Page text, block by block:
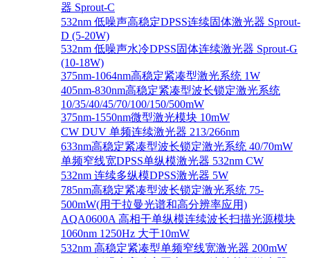
器 Sprout-C
532nm 低噪声高稳定DPSS连续固体激光器 Sprout-
D (5-20W)
532nm 低噪声水冷DPSS固体连续激光器 Sprout-G
(10-18W)
375nm-1064nm高稳定紧凑型激光系统 1W
405nm-830nm高稳定紧凑型波长锁定激光系统
10/35/40/45/70/100/150/500mW
375nm-1550nm微型激光模块 10mW
CW DUV 单频连续激光器 213/266nm
633nm高稳定紧凑型波长锁定激光系统 40/70mW
单频窄线宽DPSS单纵模激光器 532nm CW
532nm 连续多纵模DPSS激光器 5W
785nm高稳定紧凑型波长锁定激光系统 75-
500mW(用于拉曼光谱和高分辨率应用)
AQA0600A 高相干单纵模连续波长扫描光源模块
1060nm 1250Hz 大于10mW
532nm 高稳定紧凑型单频窄线宽激光器 200mW